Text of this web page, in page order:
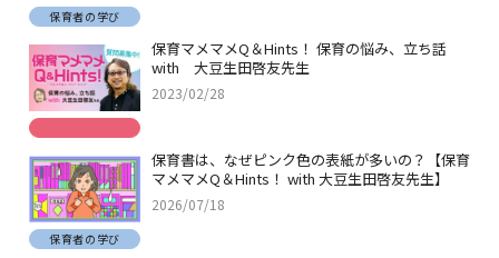
保育者の学び
保育マメマメQ＆Hints！ 保育の悩み、立ち話
with 大豆生田啓友先生
2023/02/28
保育書は、なぜピンク色の表紙が多いの？【保育
マメマメQ＆Hints！ with 大豆生田啓友先生】
2026/07/18
保育者の学び